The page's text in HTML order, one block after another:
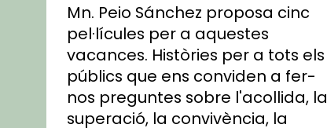
Mn. Peio Sánchez proposa cinc
pel·lícules per a aquestes
vacances. Històries per a tots els
públics que ens conviden a fer-
nos preguntes sobre l'acollida, la
superació, la convivència, la